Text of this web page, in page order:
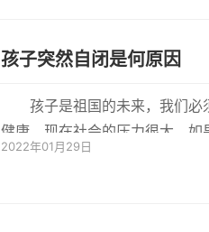
孩子突然自闭是何原因
孩子是祖国的未来，我们
健康。现在社会的压力很大，
当今社会的...
2022年01月29日